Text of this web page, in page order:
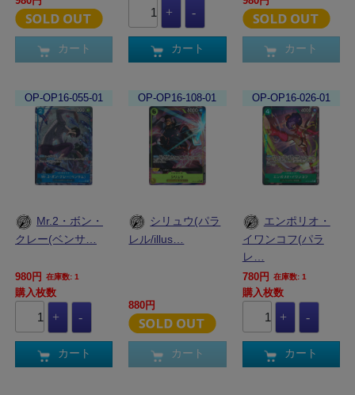
カート カート カート
OP-OP16-055-01
Mr.2・ボン・
クレー(ベンサ…
980円 在庫数: 1
購入枚数
カート
OP-OP16-108-01
シリュウ(パラ
レル/illus…
880円
カート
OP-OP16-026-01
エンポリオ・
イワンコフ(パラ
レ…
780円 在庫数: 1
購入枚数
カート